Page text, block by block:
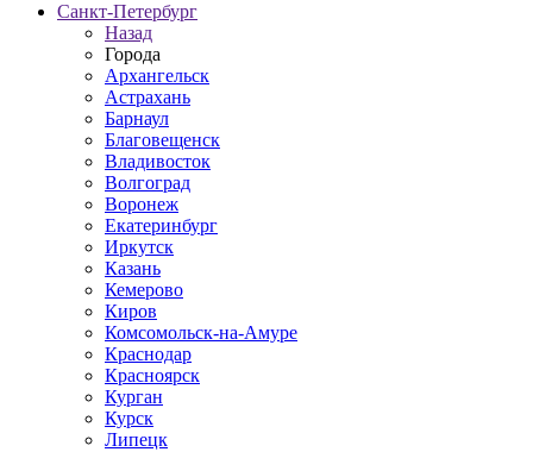
Санкт-Петербург
Назад
Города
Архангельск
Астрахань
Барнаул
Благовещенск
Владивосток
Волгоград
Воронеж
Екатеринбург
Иркутск
Казань
Кемерово
Киров
Комсомольск-на-Амуре
Краснодар
Красноярск
Курган
Курск
Липецк